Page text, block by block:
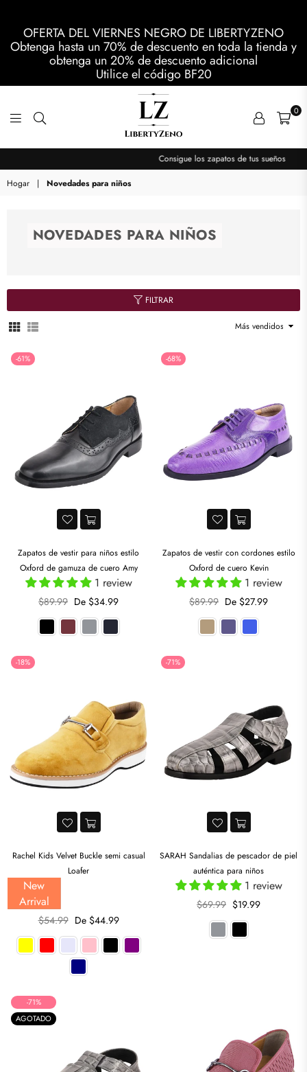
OFERTA DEL VIERNES NEGRO DE LIBERTYZENO
Obtenga hasta un 70% de descuento en toda la tienda y
obtenga un 20% de descuento adicional
Utilice el código BF20
LIBERTYZENO
0
Consigue los zapatos de tus sueños
Hogar | Novedades para niños
NOVEDADES PARA NIÑOS
FILTRAR
Ordenar
-61%
Zapatos de vestir para niños estilo
Oxford de gamuza de cuero Amy
1 review
Precio
habitual
$89.99 De $34.99
-68%
Zapatos de vestir con cordones estilo
Oxford de cuero Kevin
1 review
Precio
habitual
$89.99 De $27.99
-18%
Rachel Kids Velvet Buckle semi casual
Loafer
New
Arrival
Precio
habitual
$54.99 De $44.99
-71%
SARAH Sandalias de pescador de piel
auténtica para niños
1 review
Precio
habitual
$69.99 $19.99
-71%
AGOTADO